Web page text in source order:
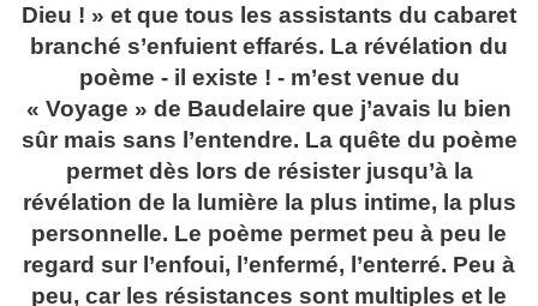
Dieu ! » et que tous les assistants du cabaret
branché s’enfuient effarés. La révélation du
poème - il existe ! - m’est venue du
« Voyage » de Baudelaire que j’avais lu bien
sûr mais sans l’entendre. La quête du poème
permet dès lors de résister jusqu’à la
révélation de la lumière la plus intime, la plus
personnelle. Le poème permet peu à peu le
regard sur l’enfoui, l’enfermé, l’enterré. Peu à
peu, car les résistances sont multiples et le